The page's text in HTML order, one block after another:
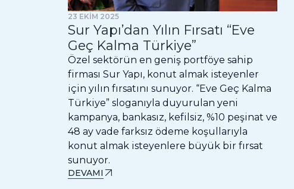
23 EKİM 2025
Sur Yapı’dan Yılın Fırsatı “Eve
Geç Kalma Türkiye”
Özel sektörün en geniş portföye sahip
firması Sur Yapı, konut almak isteyenler
için yılın fırsatını sunuyor. “Eve Geç Kalma
Türkiye” sloganıyla duyurulan yeni
kampanya, bankasız, kefilsiz, %10 peşinat ve
48 ay vade farksız ödeme koşullarıyla
konut almak isteyenlere büyük bir fırsat
sunuyor.
DEVAMI